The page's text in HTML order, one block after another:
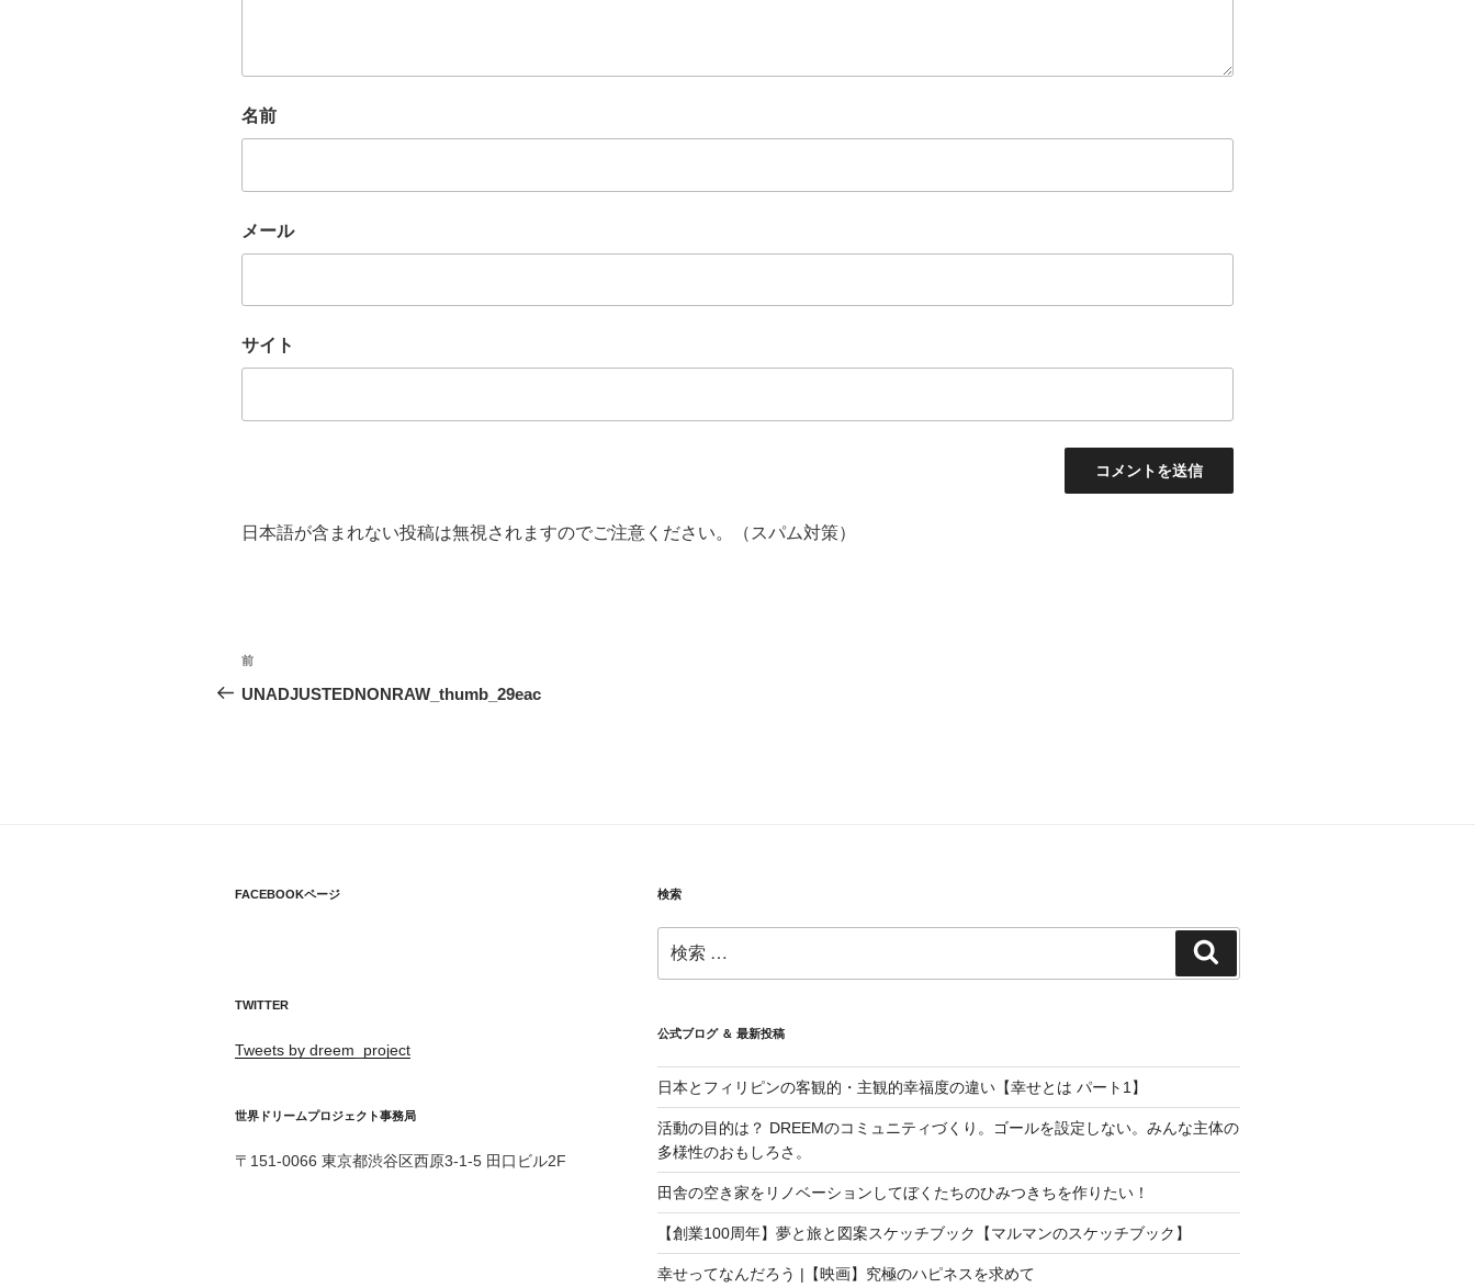
名前
メール
サイト
日本語が含まれない投稿は無視されますのでご注意ください。（スパム対策）
投
稿
シ
過
去
前
UNADJUSTEDNONRAW_thumb_29eac
FACEBOOKページ
TWITTER
Tweets by dreem_project
世界ドリームプロジェクト事務局
〒151-0066 東京都渋谷区西原3-1-5 田口ビル2F
検索
索:
索
公式ブログ ＆ 最新投稿
日本とフィリピンの客観的・主観的幸福度の違い【幸せとは パート1】
活動の目的は？ DREEMのコミュニティづくり。ゴールを設定しない。みんな主体の
多様性のおもしろさ。
田舎の空き家をリノベーションしてぼくたちのひみつきちを作りたい！
【創業100周年】夢と旅と図案スケッチブック【マルマンのスケッチブック】
幸せってなんだろう |【映画】究極のハピネスを求めて